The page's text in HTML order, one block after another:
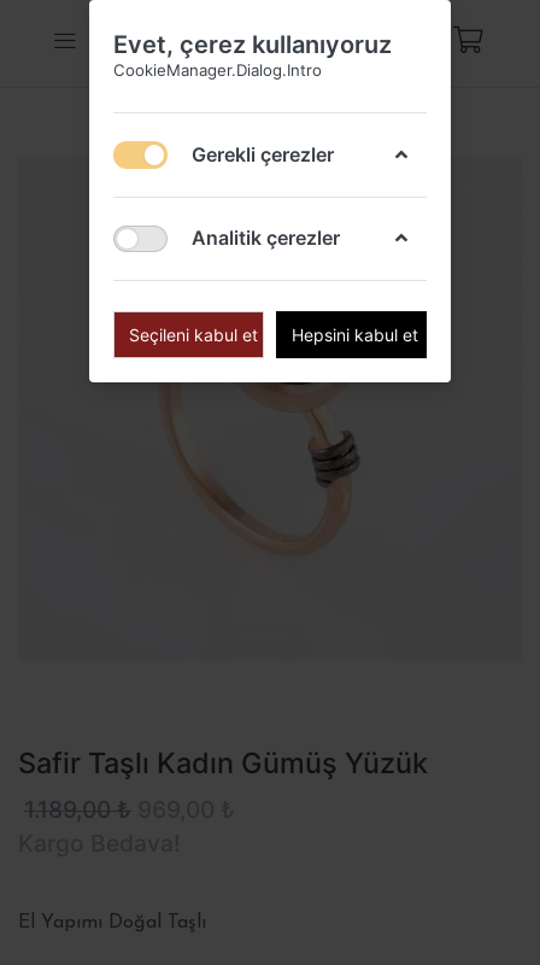
Safir Taşlı Kadın Gümüş Yüzük
1.189,00 ₺
El Yapımı Doğal Taşlı
Evet, çerez kullanıyoruz
CookieManager.Dialog.Intro
Gerekli çerezler
Analitik çerezler
Seçileni kabul et Hepsini kabul et